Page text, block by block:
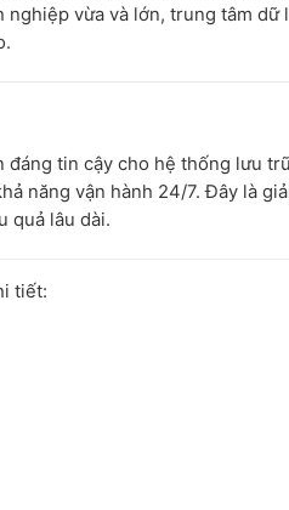
vừa và lớn, trung tâm dữ
đáng tin cậy cho hệ thống lưu
năng vận hành 24/7. Đây là
quả lâu dài.
tiết: